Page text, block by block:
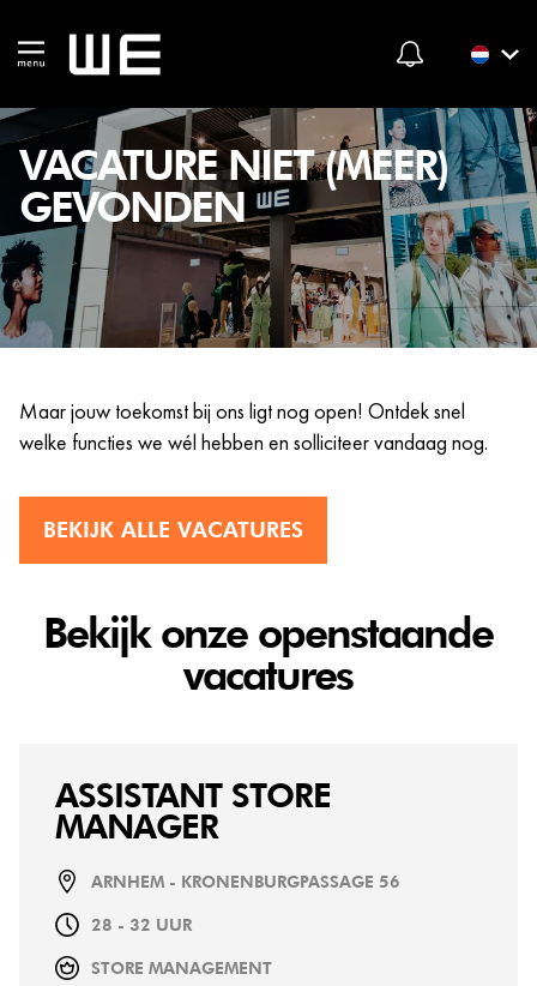
VACATURE NIET (MEER)
GEVONDEN
Maar jouw toekomst bij ons ligt nog open! Ontdek snel
welke functies we wél hebben en solliciteer vandaag nog.
BEKIJK ALLE VACATURES
Bekijk onze openstaande
vacatures
ASSISTANT STORE
MANAGER
ARNHEM - KRONENBURGPASSAGE 56
28 - 32 UUR
STORE MANAGEMENT